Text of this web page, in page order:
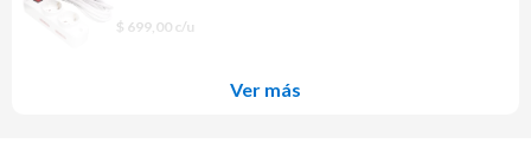
$ 699,00 c/u
Ver más